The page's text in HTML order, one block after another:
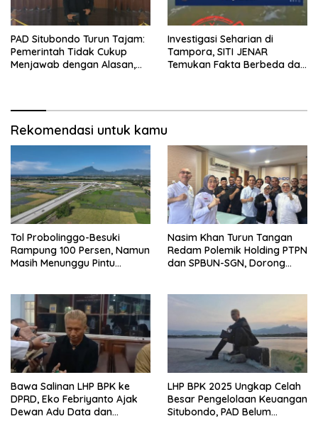
PAD Situbondo Turun Tajam:
Pemerintah Tidak Cukup
Menjawab dengan Alasan,
Investigasi Seharian di
Tampora, SITI JENAR
Temukan Fakta Berbeda dari
Rekomendasi untuk kamu
Tol Probolinggo-Besuki
Rampung 100 Persen, Namun
Masih Menunggu Pintu
Nasim Khan Turun Tangan
Redam Polemik Holding PTPN
dan SPBUN-SGN, Dorong
Bawa Salinan LHP BPK ke
DPRD, Eko Febriyanto Ajak
Dewan Adu Data dan
LHP BPK 2025 Ungkap Celah
Besar Pengelolaan Keuangan
Situbondo, PAD Belum